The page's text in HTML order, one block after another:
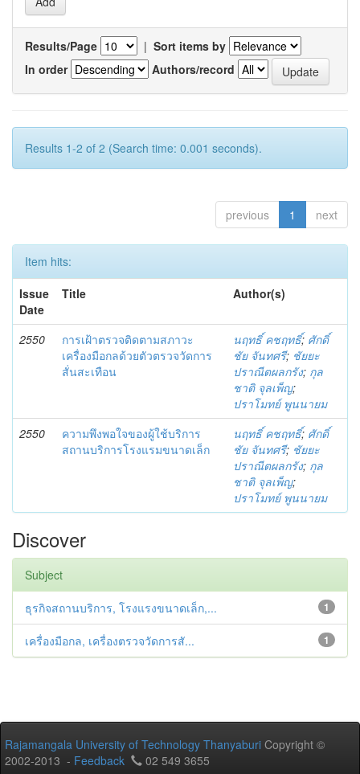
Results/Page | Sort items by
In order
Authors/record
Results 1-2 of 2 (Search time: 0.001 seconds).
previous 1 next
Item hits:
Issue
Date
Title Author(s)
2550
การเฝ้าตรวจติดตามสภาวะ
เครื่องมือกลด้วยตัวตรวจวัดการ
สั่นสะเทือน
นฤทธิ์ คชฤทธิ์; ศักดิ์
ชัย จันทศรี; ชัยยะ
ปราณีตผลกรัง; กุล
ชาติ จุลเพ็ญ;
ปราโมทย์ พูนนายม
2550
ความพึงพอใจของผู้ใช้บริการ
สถานบริการโรงแรมขนาดเล็ก
นฤทธิ์ คชฤทธิ์; ศักดิ์
ชัย จันทศรี; ชัยยะ
ปราณีตผลกรัง; กุล
ชาติ จุลเพ็ญ;
ปราโมทย์ พูนนายม
Discover
Subject
1
ธุรกิจสถานบริการ, โรงแรงขนาดเล็ก,...
1
เครื่องมือกล, เครื่องตรวจวัดการสั...
Rajamangala University of Technology Thanyaburi Copyright ©
2002-2013 - Feedback 02 549 3655